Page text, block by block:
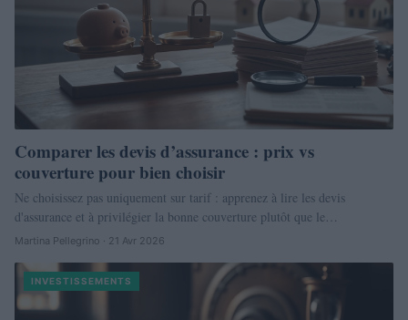
Comparer les devis d’assurance : prix vs
couverture pour bien choisir
Ne choisissez pas uniquement sur tarif : apprenez à lire les devis
d'assurance et à privilégier la bonne couverture plutôt que le…
Martina Pellegrino · 21 Avr 2026
INVESTISSEMENTS